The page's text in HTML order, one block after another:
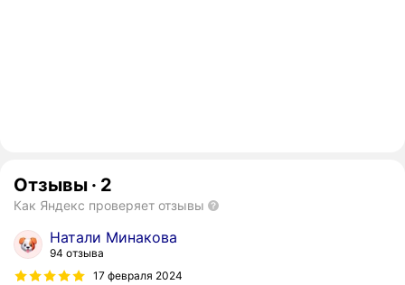
Отзывы · 2
Как Яндекс проверяет отзывы
Натали Минакова
94 отзыва
17 февраля 2024